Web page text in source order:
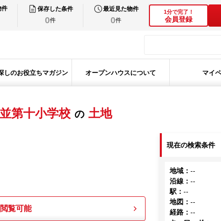
件 保存した条件
0件
最近見た物件
0件
1分で完了！
会員登録
しのお役立ちマガジン オープンハウスについて マイ
第十小学校 の 土地
覧可能
現在の検索条件
地域 ：--
沿線 ：--
駅 ：--
地図 ：--
経路 ：--